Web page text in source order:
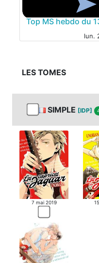
MANGA
MANGA
Top MS hebdo du
lun.
LES TOMES
SIMPLE [IDP]
7 mai 2019